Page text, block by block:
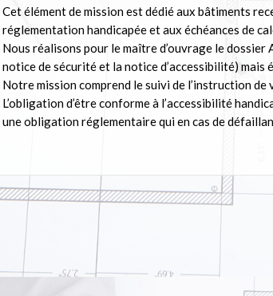
Cet élément de mission est dédié aux bâtiments
réglementation handicapée et aux échéances de
Nous réalisons pour le maître d’ouvrage le dossier
notice de sécurité et la notice d’accessibilité) mais
Notre mission comprend le suivi de l’instruction
L’obligation d’être conforme à l’accessibilité
une obligation réglementaire qui en cas de